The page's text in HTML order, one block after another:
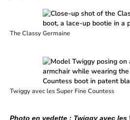
The Classy Germaine
Twiggy avec les Super Fine Countess
Photo en vedette : Twiggy avec les